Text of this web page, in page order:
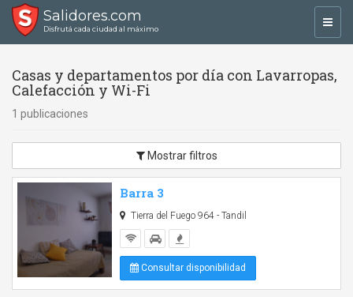
Salidores.com
Disfrutá cada ciudad al máximo
Casas y departamentos por día con Lavarropas,
Calefacción y Wi-Fi
1 publicaciones
Mostrar filtros
Barra 3
Tierra del Fuego 964 - Tandil
Consultar disponibilidad